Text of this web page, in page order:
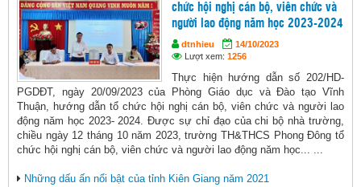
chức hội nghị cán bộ, viên chức và
người lao động năm học 2023-2024
dtnhieu
14/10/2023
Lượt xem: 1256
Thực hiện hướng dẫn số 202/HD-
PGDĐT, ngày 20/09/2023 của Phòng Giáo dục và Đào tạo Vĩnh
Thuận, hướng dẫn tổ chức hội nghị cán bộ, viên chức và người lao
động năm học 2023- 2024. Được sự chỉ đạo của chi bộ nhà trường,
chiều ngày 12 tháng 10 năm 2023, trường TH&THCS Phong Đông tổ
chức hội nghị cán bộ, viên chức và người lao động năm học... ...
Những dấu ấn nổi bật của tỉnh Kiên Giang năm 2021